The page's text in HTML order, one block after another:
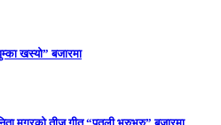
खस्यो” बजारमा